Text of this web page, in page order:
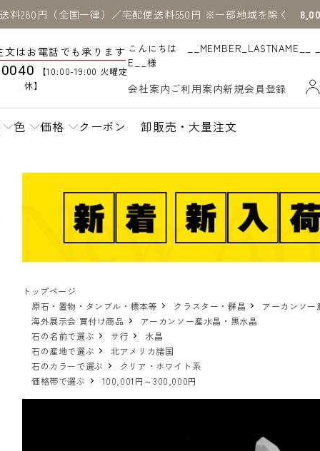
料280円（全国一律）／宅配便送料550円 ※一部地域を除く
文はお電話でも承ります
【10:00-19:00 火曜定
休】
こんにちは __MEMBER_LASTNAME__
E__様
会社案内 ご利用案内新規会員登録
色 価格 クーポン 卸販売・大量注文
トップページ
原石・置物・タンブル・標本等
クラスター・群晶 アーカンソー
海外展示会 買付け商品
アーカンソー産水晶・黒水晶
石の名前で選ぶ
サ行
水晶
石の産地で選ぶ
北アメリカ諸国
石のカラーで選ぶ
クリア・ホワイト系
価格帯で選ぶ
100,001円～300,000円